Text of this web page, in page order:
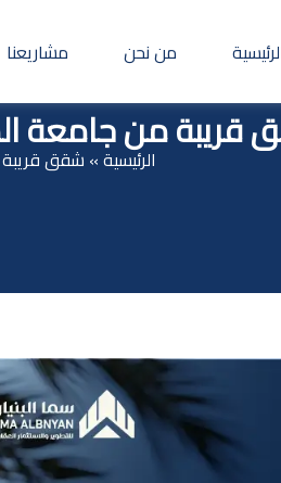
من نحن مشاريعنا
من جامعة
الرئيسية» شقق قريبة